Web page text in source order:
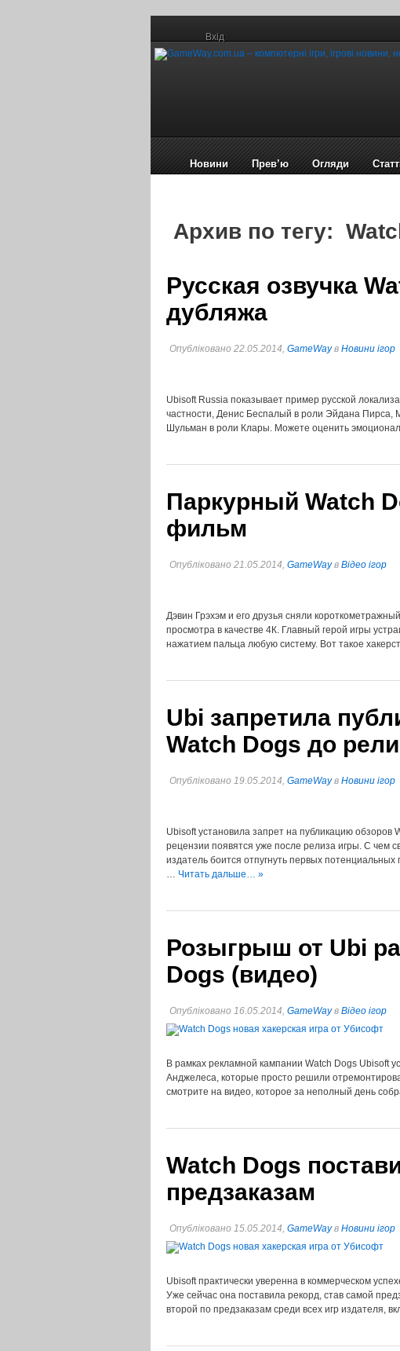
Вхід
Новини Прев’ю Огляди
Архив по тегу:
Русская озвучка
дубляжа
Опубліковано 22.05.2014, GameWayв Новини ігор
Ubisoft Russia показывает пример русской
частности, Денис Беспалый в роли Эйдана
Шульман в роли Клары. Можете оценить
Паркурный Watch
фильм
Опубліковано 21.05.2014, GameWayв Відео ігор
Дэвин Грэхэм и его друзья сняли
просмотра в качестве 4К. Главный герой игры
нажатием пальца любую систему. Вот такое
Ubi запретила
Watch Dogs до
Опубліковано 19.05.2014, GameWayв Новини ігор
Ubisoft установила запрет на публикацию
рецензии появятся уже после релиза игры. С чем
издатель боится отпугнуть первых
… Читать дальше… »
Розыгрыш от Ubi
Dogs (видео)
Опубліковано 16.05.2014, GameWayв Відео ігор
В рамках рекламной кампании Watch Dogs Ubisoft
Анджелеса, которые просто решили
смотрите на видео, которое за неполный день
Watch Dogs
предзаказам
Опубліковано 15.05.2014, GameWayв Новини ігор
Ubisoft практически уверенна в коммерческом
Уже сейчас она поставила рекорд, став самой
второй по предзаказам среди всех игр издателя,